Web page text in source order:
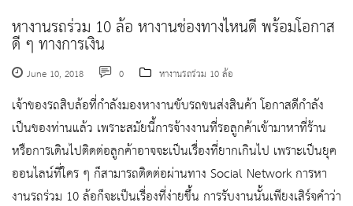
หางานรถร่วม 10 ล้อ หางานช่องทางไหนดี พร้อมโอกาส
ดี ๆ ทางการเงิน
June 10, 2018 0 หางานรถร่วม 10 ล้อ
เจ้าของรถสิบล้อที่กำลังมองหางานขับรถขนส่งสินค้า โอกาสดีกำลัง
เป็นของท่านแล้ว เพราะสมัยนี้การจ้างงานที่รอลูกค้าเข้ามาหาที่ร้าน
หรือการเดินไปติดต่อลูกค้าอาจจะเป็นเรื่องที่ยากเกินไป เพราะเป็นยุค
ออนไลน์ที่ใคร ๆ ก็สามารถติดต่อผ่านทาง Social Network การหา
งานรถร่วม 10 ล้อก็จะเป็นเรื่องที่ง่ายขึ้น การรับงานนั้นเพียงเสิร์จคำว่า